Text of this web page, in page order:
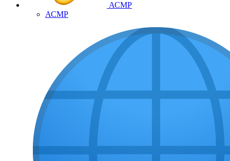
АСМР
АСМР